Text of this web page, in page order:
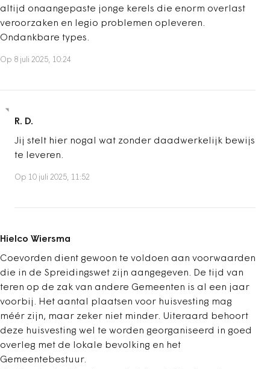
altijd onaangepaste jonge kerels die enorm overlast
veroorzaken en legio problemen opleveren.
Ondankbare types.
Op 8 juli 2025, 10:24
R. D.
Jij stelt hier nogal wat zonder daadwerkelijk bewijs
te leveren.
Op 10 juli 2025, 11:52
Hielco Wiersma
Coevorden dient gewoon te voldoen aan voorwaarden
die in de Spreidingswet zijn aangegeven. De tijd van
teren op de zak van andere Gemeenten is al een jaar
voorbij. Het aantal plaatsen voor huisvesting mag
méér zijn, maar zeker niet minder. Uiteraard behoort
deze huisvesting wel te worden georganiseerd in goed
overleg met de lokale bevolking en het
Gemeentebestuur.